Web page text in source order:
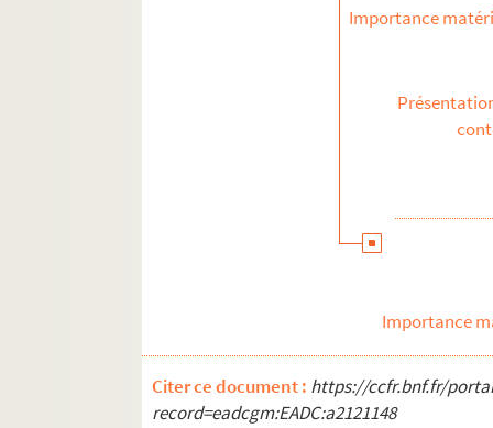
Importance
Importance
Citer ce document : https://ccfr.bnf.fr/
record=eadcgm:EADC:a2121148